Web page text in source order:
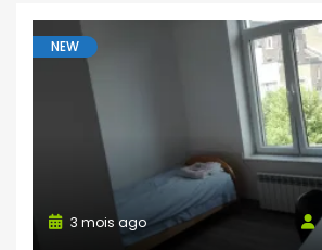
NEW
3 mois ago